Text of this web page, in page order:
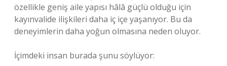
özellikle geniş aile yapısı hâlâ güçlü olduğu için
kayınvalide ilişkileri daha iç içe yaşanıyor. Bu da
deneyimlerin daha yoğun olmasına neden oluyor.
İçimdeki insan burada şunu söylüyor: